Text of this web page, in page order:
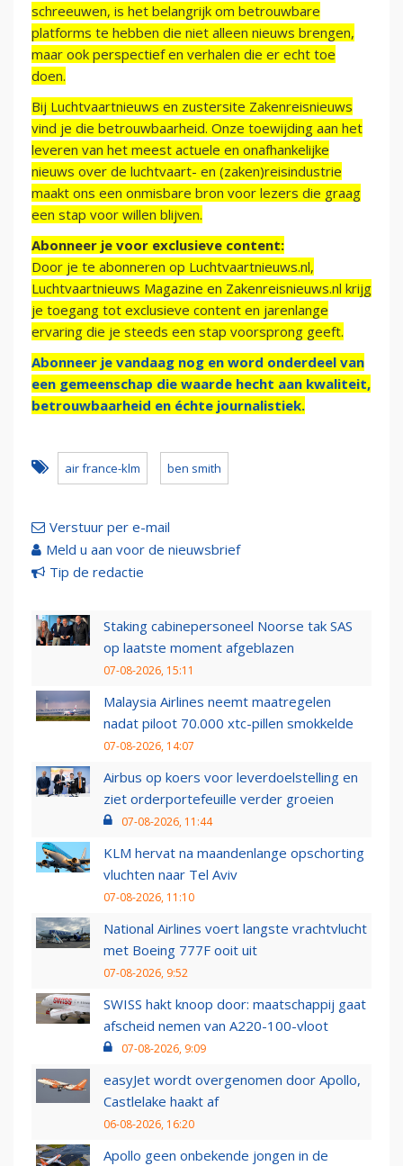
schreeuwen, is het belangrijk om betrouwbare
platforms te hebben die niet alleen nieuws brengen,
maar ook perspectief en verhalen die er echt toe
doen.
Bij Luchtvaartnieuws en zustersite Zakenreisnieuws
vind je die betrouwbaarheid. Onze toewijding aan het
leveren van het meest actuele en onafhankelijke
nieuws over de luchtvaart- en (zaken)reisindustrie
maakt ons een onmisbare bron voor lezers die graag
een stap voor willen blijven.
Abonneer je voor exclusieve content:
Door je te abonneren op Luchtvaartnieuws.nl,
Luchtvaartnieuws Magazine en Zakenreisnieuws.nl krijg
je toegang tot exclusieve content en jarenlange
ervaring die je steeds een stap voorsprong geeft.
Abonneer je vandaag nog en word onderdeel van
een gemeenschap die waarde hecht aan kwaliteit,
betrouwbaarheid en échte journalistiek.
air france-klm ben smith
Verstuur per e-mail
Meld u aan voor de nieuwsbrief
Tip de redactie
Staking cabinepersoneel Noorse tak SAS
op laatste moment afgeblazen
07-08-2026, 15:11
Malaysia Airlines neemt maatregelen
nadat piloot 70.000 xtc-pillen smokkelde
07-08-2026, 14:07
Airbus op koers voor leverdoelstelling en
ziet orderportefeuille verder groeien
07-08-2026, 11:44
KLM hervat na maandenlange opschorting
vluchten naar Tel Aviv
07-08-2026, 11:10
National Airlines voert langste vrachtvlucht
met Boeing 777F ooit uit
07-08-2026, 9:52
SWISS hakt knoop door: maatschappij gaat
afscheid nemen van A220-100-vloot
07-08-2026, 9:09
easyJet wordt overgenomen door Apollo,
Castlelake haakt af
06-08-2026, 16:20
Apollo geen onbekende jongen in de